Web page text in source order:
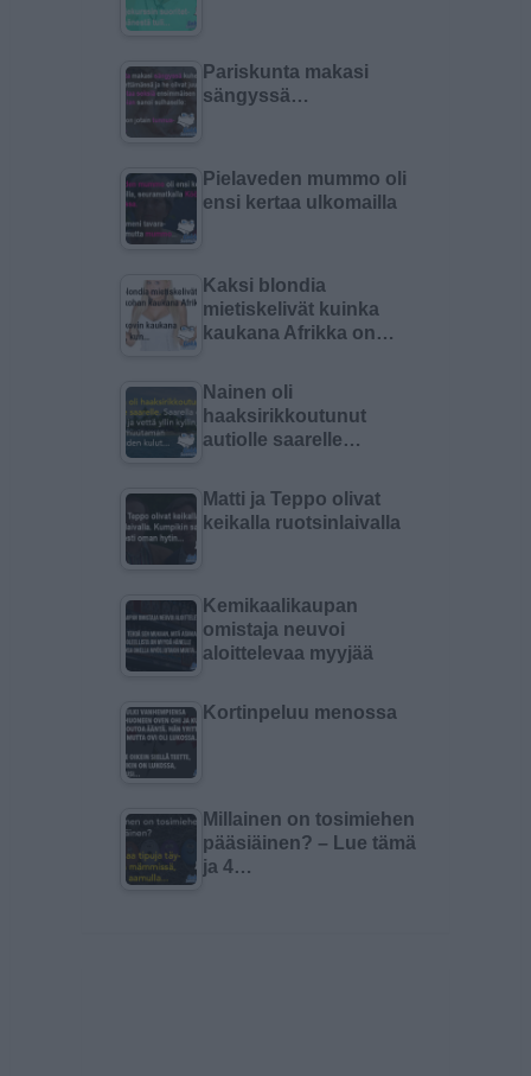
Pariskunta makasi
sängyssä…
Pielaveden mummo oli
ensi kertaa ulkomailla
Kaksi blondia
mietiskelivät kuinka
kaukana Afrikka on…
Nainen oli
haaksirikkoutunut
autiolle saarelle…
Matti ja Teppo olivat
keikalla ruotsinlaivalla
Kemikaalikaupan
omistaja neuvoi
aloittelevaa myyjää
Kortinpeluu menossa
Millainen on tosimiehen
pääsiäinen? – Lue tämä
ja 4…